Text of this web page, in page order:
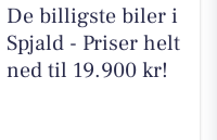
De billigste biler i
Spjald - Priser helt
ned til 19.900 kr!